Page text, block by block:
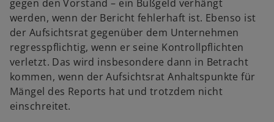
gegen den Vorstand – ein Bußgeld verhängt
werden, wenn der Bericht fehlerhaft ist. Ebenso ist
der Aufsichtsrat gegenüber dem Unternehmen
regresspflichtig, wenn er seine Kontrollpflichten
verletzt. Das wird insbesondere dann in Betracht
kommen, wenn der Aufsichtsrat Anhaltspunkte für
Mängel des Reports hat und trotzdem nicht
einschreitet.